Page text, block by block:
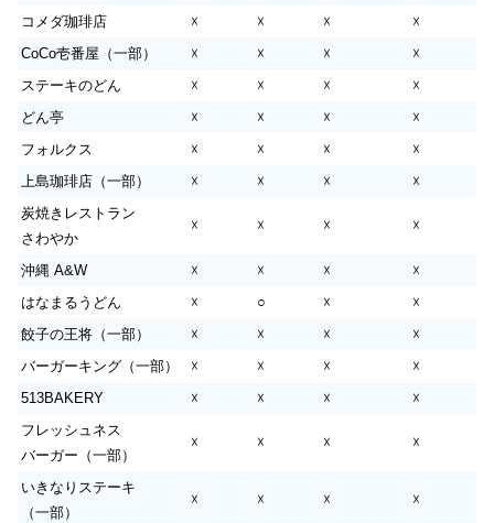
コメダ珈琲店
☓ ☓ ☓
☓
CoCo壱番屋（一部）
☓ ☓ ☓
☓
ステーキのどん
☓ ☓ ☓
☓
どん亭
☓ ☓ ☓
☓
フォルクス
☓ ☓ ☓
☓
上島珈琲店（一部）
☓ ☓ ☓
☓
炭焼きレストラン
さわやか
☓ ☓ ☓ ☓
沖縄 A&W ☓ ☓ ☓
☓
はなまるうどん
☓ ○ ☓
☓
餃子の王将（一部）
☓ ☓ ☓
☓
バーガーキング（一部）
☓ ☓ ☓
☓
513BAKERY
☓ ☓ ☓
☓
フレッシュネス
バーガー（一部）
☓ ☓ ☓ ☓
いきなりステーキ
（一部）
☓ ☓ ☓ ☓